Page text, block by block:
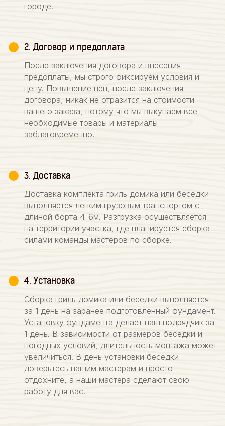
городе.
2. Договор и предоплата
После заключения договора и внесения
предоплаты, мы строго фиксируем условия и
цену. Повышение цен, после заключения
договора, никак не отразится на стоимости
вашего заказа, потому что мы выкупаем все
необходимые товары и материалы
заблаговременно.
3. Доставка
Доставка комплекта гриль домика или беседки
выполняется легким грузовым транспортом с
длиной борта 4-6м. Разгрузка осуществляется
на территории участка, где планируется сборка
силами команды мастеров по сборке.
4. Установка
Сборка гриль домика или беседки выполняется
за 1 день на заранее подготовленный фундамент.
Установку фундамента делает наш подрядчик за
1 день. В зависимости от размеров беседки и
погодных условий, длительность монтажа может
увеличиться. В день установки беседки
доверьтесь нашим мастерам и просто
отдохните, а наши мастера сделают свою
работу для вас.